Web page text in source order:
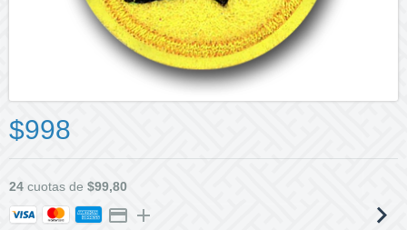
$998
24 cuotas de $99,80